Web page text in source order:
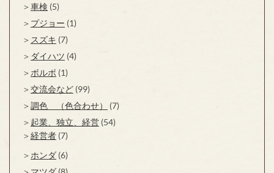
車検 (5)
プジョー (1)
スズキ (7)
ダイハツ (4)
ボルボ (1)
交流会など (99)
調色 （色合わせ）
(7)
起業、独立、経営 (54)
経営者 (7)
ホンダ (6)